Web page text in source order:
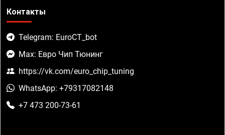
Контакты
Telegram: EuroCT_bot
Max: Евро Чип Тюнинг
https://vk.com/euro_chip_tuning
WhatsApp: +79317082148
+7 473 200-73-61